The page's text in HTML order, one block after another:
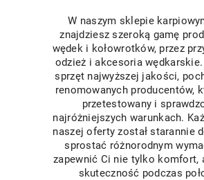
W naszym sklepie
znajdziesz szeroką gamę
wędek i kołowrotków, przez
odzież i akcesoria
sprzęt najwyższej jakości,
renomowanych producentów,
przetestowany i
najróżniejszych warunkach.
naszej oferty został starannie
sprostać różnorodnym
zapewnić Ci nie tylko komfort,
skuteczność podczas